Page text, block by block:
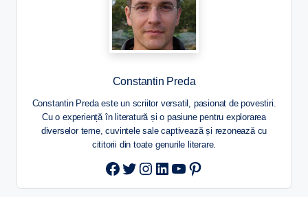
Constantin Preda
Constantin Preda este un scriitor versatil, pasionat de povestiri.
Cu o experiență în literatură și o pasiune pentru explorarea
diverselor teme, cuvintele sale captivează și rezonează cu
cititorii din toate genurile literare.
Twitter
Instagram
LinkedIn
YouTube
Pinterest